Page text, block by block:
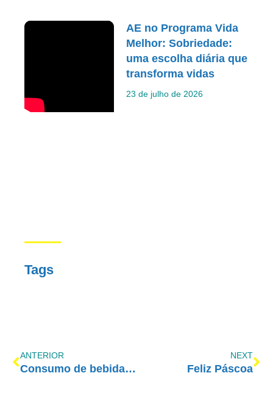
AE no Programa Vida
Melhor: Sobriedade:
uma escolha diária que
transforma vidas
23 de julho de 2026
Tags
ANTERIOR
Consumo de bebidas alcoólicas durante isolamento pode piorar sintomas de ansiedade e depressão
NEXT
Feliz Páscoa